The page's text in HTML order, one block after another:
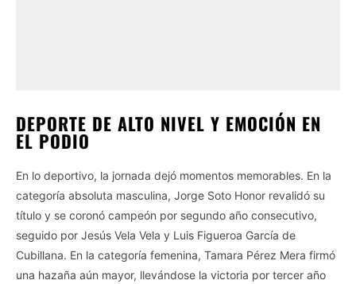
DEPORTE DE ALTO NIVEL Y EMOCIÓN EN
EL PODIO
En lo deportivo, la jornada dejó momentos memorables. En la
categoría absoluta masculina, Jorge Soto Honor revalidó su
título y se coronó campeón por segundo año consecutivo,
seguido por Jesús Vela Vela y Luis Figueroa García de
Cubillana. En la categoría femenina, Tamara Pérez Mera firmó
una hazaña aún mayor, llevándose la victoria por tercer año